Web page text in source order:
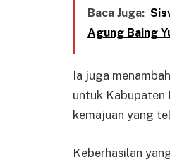
Baca Juga:
Agung Baing
Ia juga
untuk Kabupaten
kemajuan yang
Keberhasilan